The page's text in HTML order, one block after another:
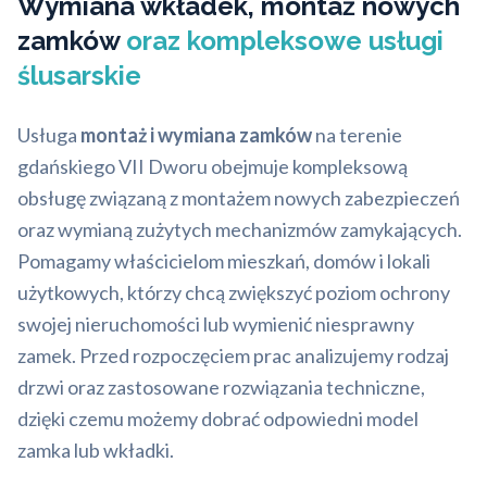
zamków oraz kompleksowe usługi
ślusarskie
Usługa montaż i wymiana zamkówna terenie
gdańskiego VII Dworu obejmuje kompleksową
obsługę związaną z montażem nowych zabezpieczeń
oraz wymianą zużytych mechanizmów zamykających.
Pomagamy właścicielom mieszkań, domów i lokali
użytkowych, którzy chcą zwiększyć poziom ochrony
swojej nieruchomości lub wymienić niesprawny
zamek. Przed rozpoczęciem prac analizujemy rodzaj
drzwi oraz zastosowane rozwiązania techniczne,
dzięki czemu możemy dobrać odpowiedni model
zamka lub wkładki.